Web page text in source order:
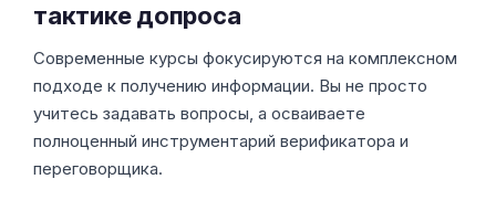
тактике допроса
Современные курсы фокусируются на комплексном
подходе к получению информации. Вы не просто
учитесь задавать вопросы, а осваиваете
полноценный инструментарий верификатора и
переговорщика.